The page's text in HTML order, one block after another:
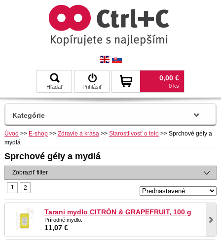
Hľadať Prihlásiť
0,00 €
0 ks
Úvod >> E-shop >> Zdravie a krása >> Starostlivosť o telo >> Sprchové gély a
mydlá
Sprchové gély a mydlá
Zobraziť filter
1 2
Tarani mydlo CITRÓN & GRAPEFRUIT, 100 g
Prírodné mydlo.
11,07 €
Kategórie